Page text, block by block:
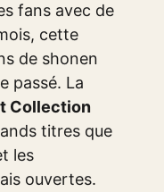
fans avec de
cette
de shonen
passé. La
Collection
titres que
les
ouvertes.